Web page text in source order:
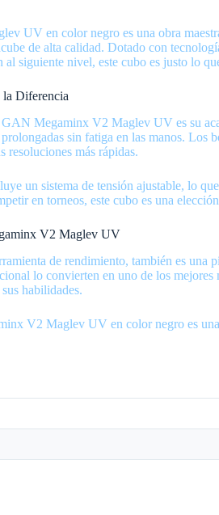
UV en color negro es una obra
de alta calidad. Dotado con
siguiente nivel, este cubo es justo lo
la Diferencia
Megaminx V2 Maglev UV es su
sin fatiga en las manos. Los
resoluciones más rápidas.
un sistema de tensión ajustable, lo
en torneos, este cubo es una
V2 Maglev UV
de rendimiento, también es
lo convierten en uno de los
habilidades.
V2 Maglev UV en color negro es